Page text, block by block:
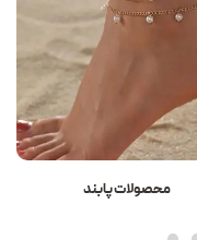
محصولات النگو